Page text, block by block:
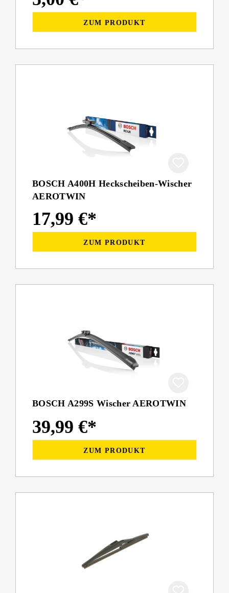
ZUM PRODUKT
BOSCH A400H Heckscheiben-Wischer
AEROTWIN
17,99 €*
ZUM PRODUKT
BOSCH A299S Wischer AEROTWIN
39,99 €*
ZUM PRODUKT